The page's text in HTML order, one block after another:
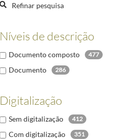
Refinar pesquisa
Níveis de descrição
Documento composto 477
Documento 286
Digitalização
Sem digitalização 412
Com digitalização 351